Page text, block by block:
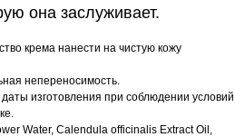
она заслуживает.
крема нанести на чистую кожу
непереносимость.
изготовления при соблюдении условий
Water, Calendula officinalis Extract Oil,